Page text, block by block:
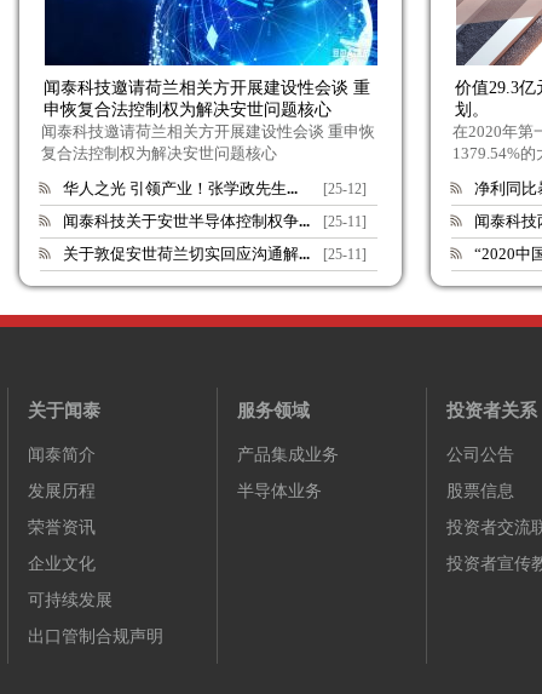
闻泰科技邀请荷兰相关方开展建设性会谈 重
申恢复合法控制权为解决安世问题核心
闻泰科技邀请荷兰相关方开展建设性会谈 重申恢
复合法控制权为解决安世问题核心
华人之光 引领产业！张学政先生... [25-12]
闻泰科技关于安世半导体控制权争... [25-11]
关于敦促安世荷兰切实回应沟通解... [25-11]
价值29.3
划。
在2020年第
1379.54%
净利同比
闻泰科
“2020中
关于闻泰
闻泰简介
发展历程
荣誉资讯
企业文化
可持续发展
出口管制合规声明
服务领域
产品集成业务
半导体业务
投资者关系
公司公告
股票信息
投资者交流
投资者宣传